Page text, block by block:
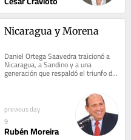
Nicaragua y Morena
Daniel Ortega Saavedra traicionó a
Nicaragua, a Sandino y a una
generación que respaldó el triunfo de
la Revolución. ¿Cómo no estar con
previous day
9
Rubén Moreira